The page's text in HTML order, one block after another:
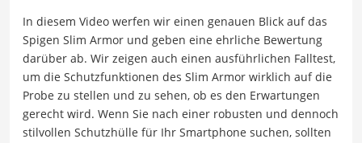
In diesem Video werfen wir einen genauen Blick auf das
Spigen Slim Armor und geben eine ehrliche Bewertung
darüber ab. Wir zeigen auch einen ausführlichen Falltest,
um die Schutzfunktionen des Slim Armor wirklich auf die
Probe zu stellen und zu sehen, ob es den Erwartungen
gerecht wird. Wenn Sie nach einer robusten und dennoch
stilvollen Schutzhülle für Ihr Smartphone suchen, sollten